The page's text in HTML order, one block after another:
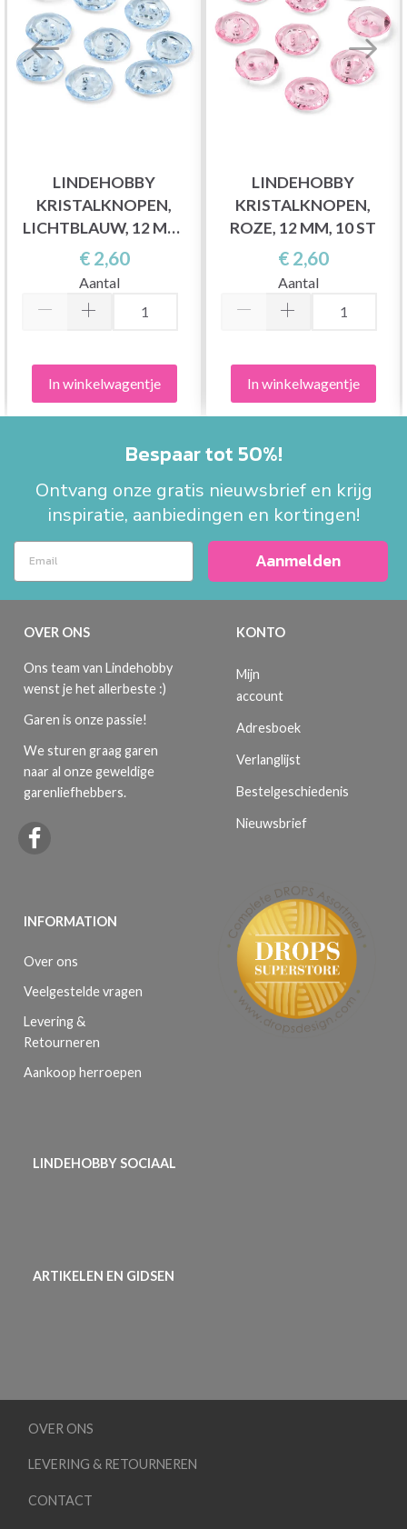
LINDEHOBBY
KRISTALKNOPEN,
LICHTBLAUW, 12 MM,
10 ST
€ 2,60
Aantal
In winkelwagentje
LINDEHOBBY
KRISTALKNOPEN,
ROZE, 12 MM, 10 ST
€ 2,60
Aantal
In winkelwagentje
Bespaar tot 50%!
Ontvang onze gratis nieuwsbrief en krijg
inspiratie, aanbiedingen en kortingen!
Aanmelden
OVER ONS
Ons team van Lindehobby
wenst je het allerbeste :)
Garen is onze passie!
We sturen graag garen
naar al onze geweldige
garenliefhebbers.
INFORMATION
Over ons
Veelgestelde vragen
Levering &
Retourneren
Aankoop herroepen
KONTO
Mijn
account
Adresboek
Verlanglijst
Bestelgeschiedenis
Nieuwsbrief
LINDEHOBBY SOCIAAL
ARTIKELEN EN GIDSEN
OVER ONS
LEVERING & RETOURNEREN
CONTACT